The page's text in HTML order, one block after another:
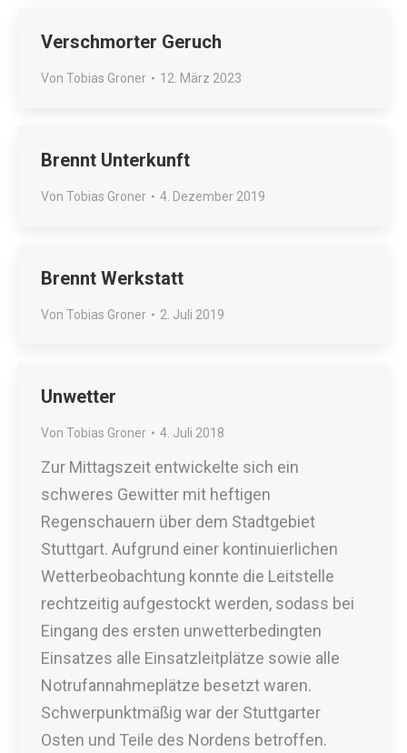
Verschmorter Geruch
Von Tobias Groner 12. März 2023
Brennt Unterkunft
Von Tobias Groner 4. Dezember 2019
Brennt Werkstatt
Von Tobias Groner 2. Juli 2019
Unwetter
Von Tobias Groner 4. Juli 2018
Zur Mittagszeit entwickelte sich ein
schweres Gewitter mit heftigen
Regenschauern über dem Stadtgebiet
Stuttgart. Aufgrund einer kontinuierlichen
Wetterbeobachtung konnte die Leitstelle
rechtzeitig aufgestockt werden, sodass bei
Eingang des ersten unwetterbedingten
Einsatzes alle Einsatzleitplätze sowie alle
Notrufannahmeplätze besetzt waren.
Schwerpunktmäßig war der Stuttgarter
Osten und Teile des Nordens betroffen.